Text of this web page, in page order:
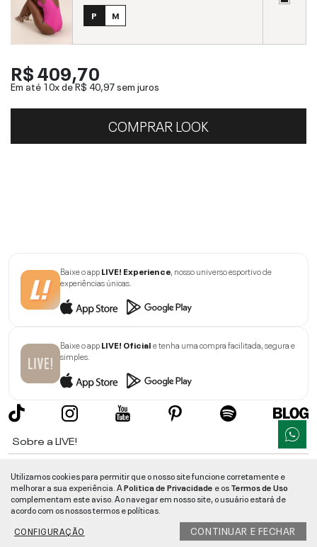
P M
R$ 409,70
Em até 10x deR$ 40,97sem juros
COMPRAR LOOK
Baixe o appLIVE! Experience, nosso universo esportivo de
experiências únicas.
Baixe o appLIVE! Oficiale tenha uma compra facilitada, segura e
simples.
Sobre a LIVE!
Informações
Utilizamos cookies para permitir que o nosso site funcione corretamente e
melhorar a sua experiência. APolitica de Privacidade e osTermos de Uso
complementam este aviso. Ao navegar em nosso site, o usuário estará de
acordo com os nossos termos e políticas.
CONFIGURAÇÃO
CONTINUAR E FECHAR